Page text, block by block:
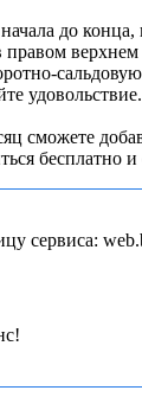
до
удовольствие.
сможете
бесплатно
сервиса: